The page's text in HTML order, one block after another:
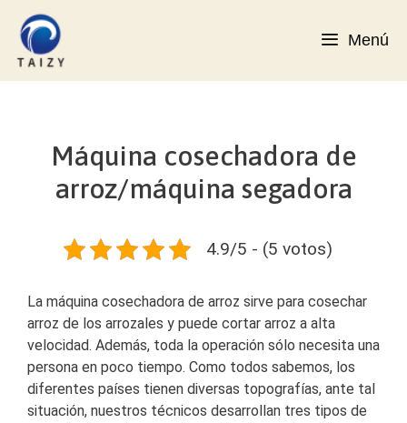
Saltar
contenido
Menú
Máquina cosechadora de
arroz/máquina segadora
4.9/5 - (5 votos)
La máquina cosechadora de arroz sirve para cosechar
arroz de los arrozales y puede cortar arroz a alta
velocidad. Además, toda la operación sólo necesita una
persona en poco tiempo. Como todos sabemos, los
diferentes países tienen diversas topografías, ante tal
situación, nuestros técnicos desarrollan tres tipos de